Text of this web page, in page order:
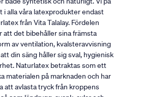
i alla våra latexprodukter endast
från Vita Talalay. Fördelen
att det bibehåller sina främsta
av ventilation, kvalsteravvisning
din säng håller sig sval, hygienisk
Naturlatex betraktas som ett
materialen på marknaden och har
att avlasta tryck från kroppens